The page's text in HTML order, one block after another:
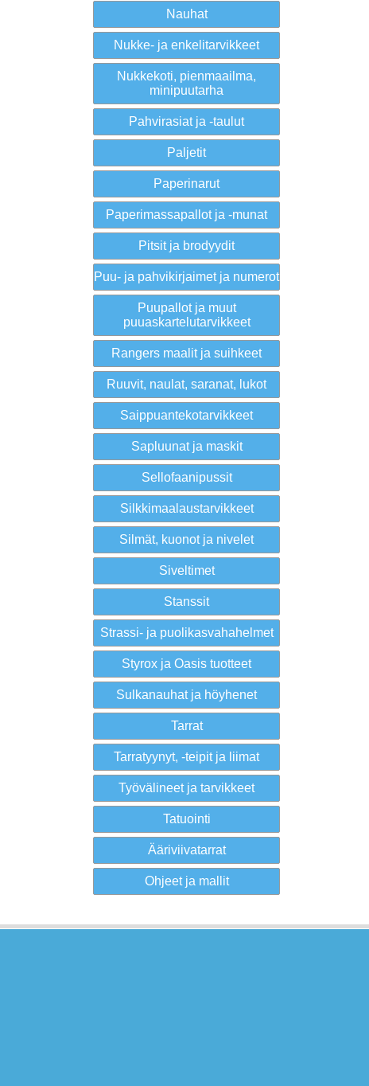
Nauhat
Nukke- ja enkelitarvikkeet
Nukkekoti, pienmaailma,
minipuutarha
Pahvirasiat ja -taulut
Paljetit
Paperinarut
Paperimassapallot ja -munat
Pitsit ja brodyydit
Puu- ja pahvikirjaimet ja numerot
Puupallot ja muut
puuaskartelutarvikkeet
Rangers maalit ja suihkeet
Ruuvit, naulat, saranat, lukot
Saippuantekotarvikkeet
Sapluunat ja maskit
Sellofaanipussit
Silkkimaalaustarvikkeet
Silmät, kuonot ja nivelet
Siveltimet
Stanssit
Strassi- ja puolikasvahahelmet
Styrox ja Oasis tuotteet
Sulkanauhat ja höyhenet
Tarrat
Tarratyynyt, -teipit ja liimat
Työvälineet ja tarvikkeet
Tatuointi
Ääriviivatarrat
Ohjeet ja mallit